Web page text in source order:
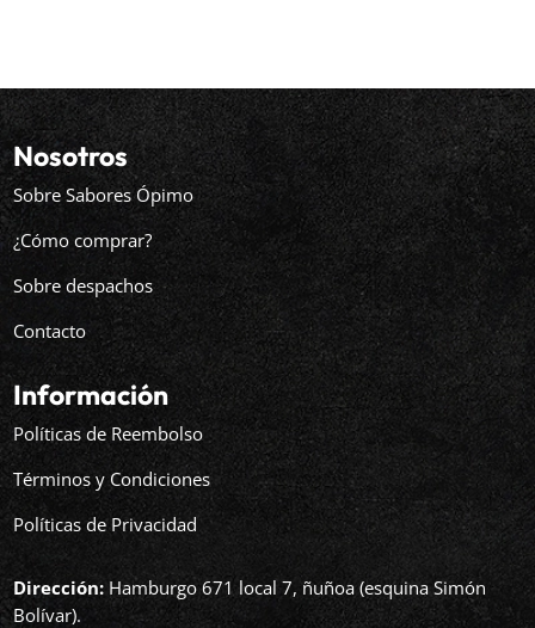
Nosotros
Sobre Sabores Ópimo
¿Cómo comprar?
Sobre despachos
Contacto
Información
Políticas de Reembolso
Términos y Condiciones
Políticas de Privacidad
Dirección: Hamburgo 671 local 7, ñuñoa (esquina Simón
Bolívar).